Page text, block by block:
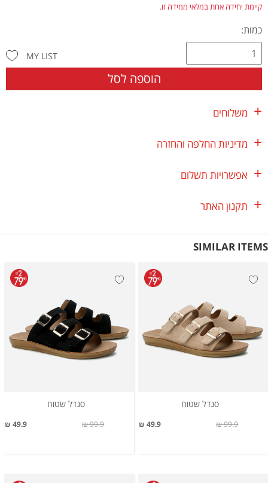
קיימת יחידה אחת במלאי ממידה זו.
כמות:
הוספה לסל
MY LIST
משלוחים
מדיניות החלפה והחזרה
אפשרויות תשלום
תקנון האתר
SIMILAR ITEMS
סנדל שטוח
49.9 ₪ 99.9 ₪
סנדל שטוח
49.9 ₪ 99.9 ₪